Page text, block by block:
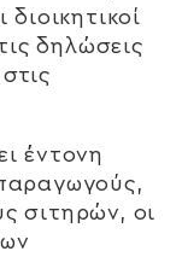
δηλώσεις
έντονη
σιτηρών, οι